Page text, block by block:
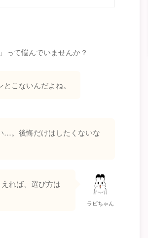
って悩んでいませんか？
こないんだよね。
…。後悔だけはしたくないな
れば、選び方は
ラビちゃん